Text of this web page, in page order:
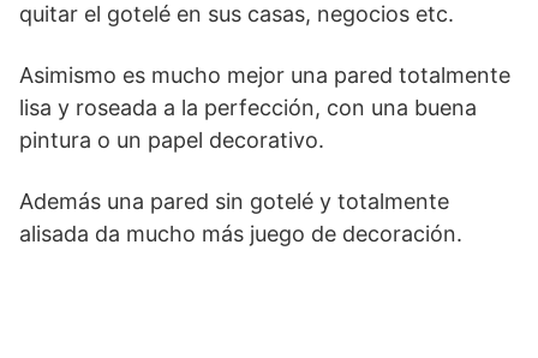
quitar el gotelé en sus casas, negocios etc.
Asimismo es mucho mejor una pared totalmente
lisa y roseada a la perfección, con una buena
pintura o un papel decorativo.
Además una pared sin gotelé y totalmente
alisada da mucho más juego de decoración.